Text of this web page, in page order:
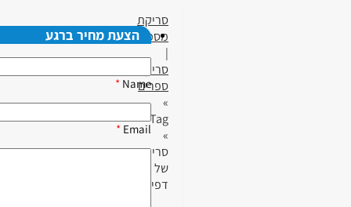
סריקת
מסמכים
|
סריקת
ספרים
»
Tag
»
סריקה
של
דפים
הצעת מחיר ברגע
Name
*
Email
*